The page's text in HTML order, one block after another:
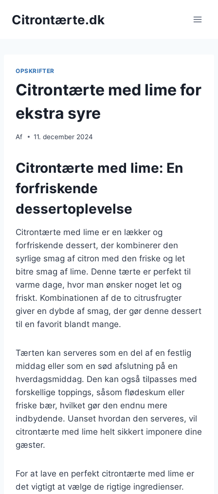
Citrontærte.dk
OPSKRIFTER
Citrontærte med lime for
ekstra syre
Af 11. december 2024
Citrontærte med lime: En
forfriskende
dessertoplevelse
Citrontærte med lime er en lækker og
forfriskende dessert, der kombinerer den
syrlige smag af citron med den friske og let
bitre smag af lime. Denne tærte er perfekt til
varme dage, hvor man ønsker noget let og
friskt. Kombinationen af de to citrusfrugter
giver en dybde af smag, der gør denne dessert
til en favorit blandt mange.
Tærten kan serveres som en del af en festlig
middag eller som en sød afslutning på en
hverdagsmiddag. Den kan også tilpasses med
forskellige toppings, såsom flødeskum eller
friske bær, hvilket gør den endnu mere
indbydende. Uanset hvordan den serveres, vil
citrontærte med lime helt sikkert imponere dine
gæster.
For at lave en perfekt citrontærte med lime er
det vigtigt at vælge de rigtige ingredienser.